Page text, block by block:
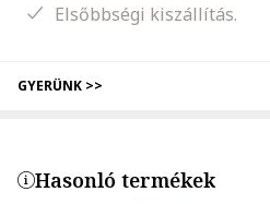
Elsőbbségi kiszállítás.
GYERÜNK >>
Hasonló termékek